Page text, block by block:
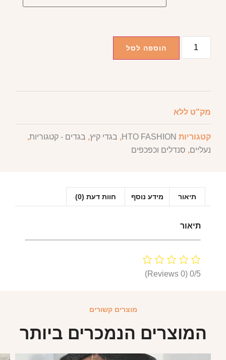
הוספה לסל
מק"ט ללא
קטגוריות HTO FASHION
, בגדי קיץ, בגדים - קטגוריות,
נעליים, סנדלים וכפכפים
תיאור מידע נוסף חוות דעת (0)
תיאור
0/5
(0 Reviews)
מוצרים קשורים
המוצרים הנמכרים ביותר